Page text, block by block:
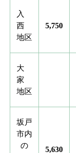
入
西
地区
5,750
大
家
地区
坂戸
市内
の
5,630